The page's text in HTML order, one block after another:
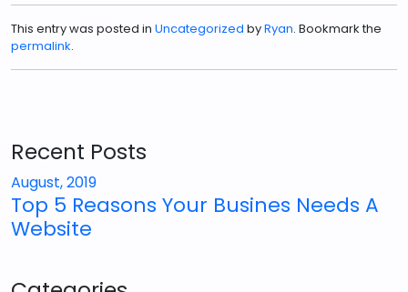
This entry was posted in Uncategorized byRyan. Bookmark the
permalink.
Recent Posts
August, 2019
Top 5 Reasons Your Busines Needs A
Website